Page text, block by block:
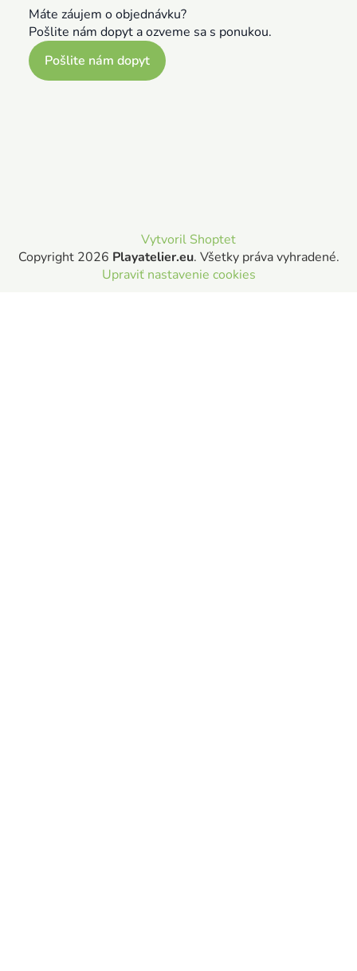
Máte záujem o objednávku?
Pošlite nám dopyt a ozveme sa s ponukou.
Pošlite nám dopyt
Vytvoril Shoptet
Copyright 2026 Playatelier.eu. Všetky práva vyhradené.
Upraviť nastavenie cookies